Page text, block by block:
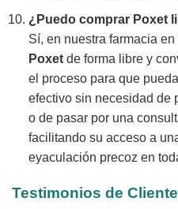
¿Puedo comprar Poxet
Sí, en nuestra farmacia
Poxetde forma libre y
el proceso para que
efectivo sin necesidad de
o de pasar por una
facilitando su acceso a
eyaculación precoz en
Testimonios de